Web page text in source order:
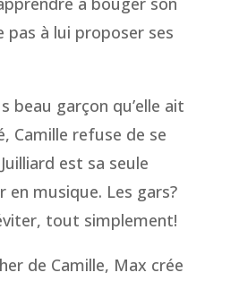
pas à lui proposer ses
beau garçon qu’elle ait
Camille refuse de se
est sa seule
en musique. Les gars?
tout simplement!
de Camille, Max crée